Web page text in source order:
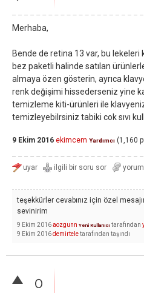
Merhaba,
Bende de retina 13 var, bu
bez paketli halinde satılan
almaya özen gösterin, ayrıca
renk değişimi hissederseniz yine
temizleme kiti-ürünleri ile
temizleyebilrsiniz tabiki cok sıvı
9 Ekim 2016 ekimcem Yardımcı (1,160
teşekkürler cevabınız için özel
sevinirim
9 Ekim 2016aozgunn Yeni Kullanıcı tarafından
9 Ekim 2016demirteletarafından taşındı
0